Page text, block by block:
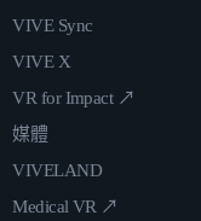
VIVE Sync
VIVE X
VR for Impact ↗
媒體
VIVELAND
Medical VR ↗